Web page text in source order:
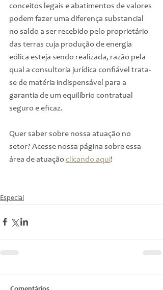
conceitos legais e abatimentos de valores
podem fazer uma diferença substancial
no saldo a ser recebido pelo proprietário
das terras cuja produção de energia
eólica esteja sendo realizada, razão pela
qual a consultoria jurídica confiável trata-
se de matéria indispensável para a
garantia de um equilíbrio contratual
seguro e eficaz.
Quer saber sobre nossa atuação no
setor? Acesse nossa página sobre essa
área de atuação clicando aqui!
Especial